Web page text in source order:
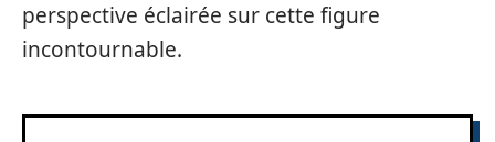
perspective éclairée sur cette figure
incontournable.